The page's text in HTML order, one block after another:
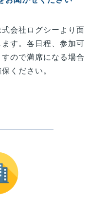
会社ログシーより面
す。各日程、参加可
ので満席になる場合
ください。